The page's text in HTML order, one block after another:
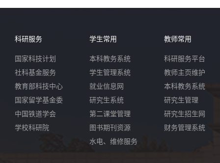
科研服务
国家科技计划
社科基金服务
教育部科技中心
国家留学基金委
中国铁道学会
学校科研院
学生常用
本科教务系统
学生管理系统
就业信息网
研究生系统
第二课堂管理
图书期刊资源
水电、维修服务
教师常用
科研服务平台
教师主页维护
本科教务系统
研究生管理
研究生招生网
财务管理系统